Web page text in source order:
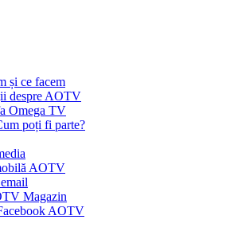
și ce facem
despre AOTV
Omega TV
poți fi parte?
AOTV
Magazin
AOTV